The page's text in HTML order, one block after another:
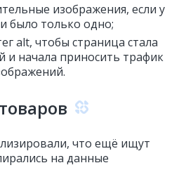
изображения, если у
было только одно;
alt, чтобы страница стала
и начала приносить трафик
что ещё ищут
на данные